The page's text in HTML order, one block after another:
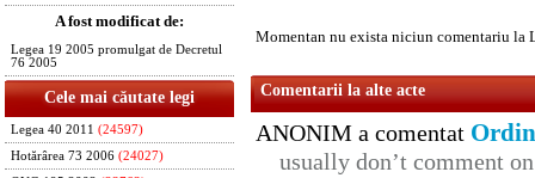
A fost modificat de:
Legea 19 2005 promulgat de Decretul
76 2005
Cele mai căutate legi
Legea 40 2011 (24597)
Hotărârea 73 2006 (24027)
Momentan nu exista niciun comentariu la
Comentarii la alte acte
ANONIM a comentat
usually don’t comment